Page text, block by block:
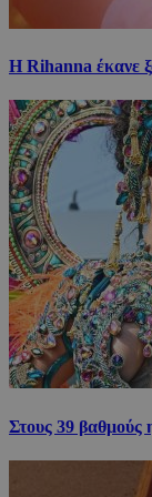
Η Rihanna έκανε
Στους 39 βαθμούς